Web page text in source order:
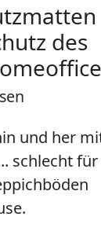
des
und her
schlecht für